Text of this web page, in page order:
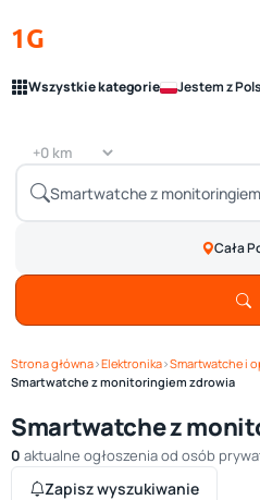
1G
Wszystkie kategorie Jestem z
Cała
Strona główna›Elektronika›Smartwatche i
Smartwatche z monitoringiem zdrowia
Smartwatche z
0 aktualne ogłoszenia od osób
Zapisz wyszukiwanie